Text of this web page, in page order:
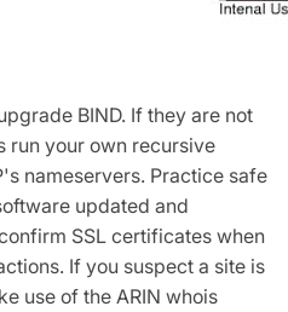
BIND. If they are not
run your own recursive
nameservers. Practice safe
updated and
SSL certificates when
If you suspect a site is
use of the ARIN whois